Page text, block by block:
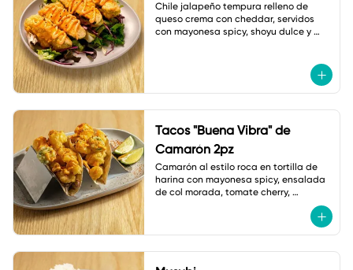
Chile jalapeño tempura relleno de
queso crema con cheddar, servidos
con mayonesa spicy, shoyu dulce y
Tacos "Buena Vibra" de
Camarón 2pz
Camarón al estilo roca en tortilla de
harina con mayonesa spicy, ensalada
de col morada, tomate cherry,
jalapeño tempura, cebollín y shichimi.